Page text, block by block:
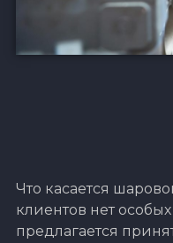
Что касается
клиентов нет
предлагается